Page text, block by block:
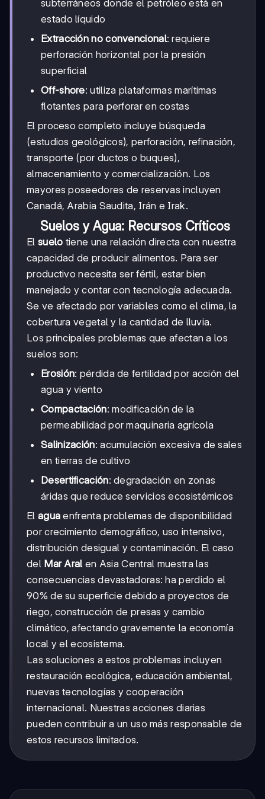
subterráneos donde el petróleo está en
estado líquido
Extracción no convencional: requiere
perforación horizontal por la presión
superficial
Off-shore: utiliza plataformas marítimas
flotantes para perforar en costas
El proceso completo incluye búsqueda
(estudios geológicos), perforación, refinación,
transporte (por ductos o buques),
almacenamiento y comercialización. Los
mayores poseedores de reservas incluyen
Canadá, Arabia Saudita, Irán e Irak.
Suelos y Agua: Recursos Críticos
El suelo tiene una relación directa con nuestra
capacidad de producir alimentos. Para ser
productivo necesita ser fértil, estar bien
manejado y contar con tecnología adecuada.
Se ve afectado por variables como el clima, la
cobertura vegetal y la cantidad de lluvia.
Los principales problemas que afectan a los
suelos son:
Erosión: pérdida de fertilidad por acción del
agua y viento
Compactación: modificación de la
permeabilidad por maquinaria agrícola
Salinización: acumulación excesiva de sales
en tierras de cultivo
Desertificación: degradación en zonas
áridas que reduce servicios ecosistémicos
El agua enfrenta problemas de disponibilidad
por crecimiento demográfico, uso intensivo,
distribución desigual y contaminación. El caso
del Mar Aral en Asia Central muestra las
consecuencias devastadoras: ha perdido el
90% de su superficie debido a proyectos de
riego, construcción de presas y cambio
climático, afectando gravemente la economía
local y el ecosistema.
Las soluciones a estos problemas incluyen
restauración ecológica, educación ambiental,
nuevas tecnologías y cooperación
internacional. Nuestras acciones diarias
pueden contribuir a un uso más responsable de
estos recursos limitados.